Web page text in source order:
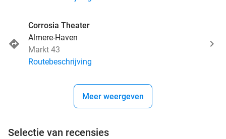
Corrosia Theater
Almere-Haven
Markt 43
Routebeschrijving
Meer weergeven
Selectie van recensies